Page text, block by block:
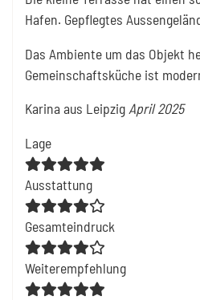
Hafen. Gepflegtes
Das Ambiente um das Objekt
Gemeinschaftsküche ist
Karina aus Leipzig April 2025
Lage
Ausstattung
Gesamteindruck
Weiterempfehlung